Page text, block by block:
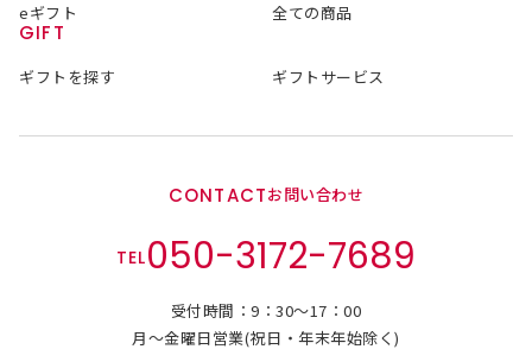
eギフト
全ての商品
GIFT
ギフトを探す ギフトサービス
CONTACTお問い合わせ
TEL050-3172-7689
受付時間：9：30～17：00
月～金曜日営業(祝日・年末年始除く)